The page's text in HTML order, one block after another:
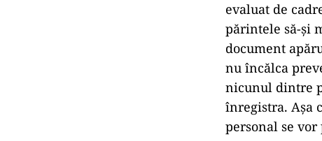
evaluat de
părintele să-și
document
nu încălca
nicunul dintre
înregistra. Așa
personal se vor